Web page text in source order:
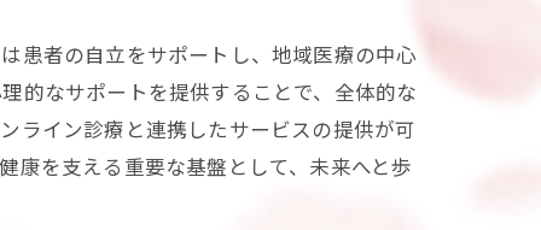
患者の自立をサポートし、地域医療の中心
的なサポートを提供することで、全体的な
ライン診療と連携したサービスの提供が可
康を支える重要な基盤として、未来へと歩